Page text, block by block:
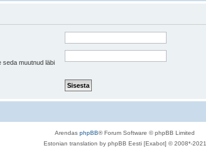
seda muutnud läbi
Arendas phpBB® Forum Software © phpBB Limited
Estonian translation by phpBB Eesti [Exabot] © 2008*-2021